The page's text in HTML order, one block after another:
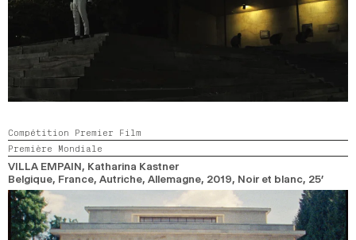
Compétition Premier Film
Première Mondiale
VILLA EMPAIN, Katharina Kastner
Belgique, France, Autriche, Allemagne, 2019, Noir et blanc, 25’